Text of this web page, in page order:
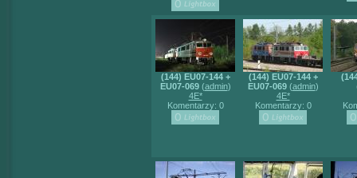
(144) EU07-144 +
EU07-069(admin)
4E*
Komentarzy: 0
(144) EU07-144 +
EU07-069(admin)
4E*
Komentarzy: 0